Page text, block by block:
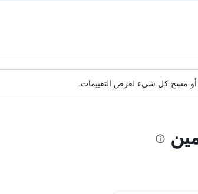
أو مسح كل شيء لعرض التقييمات.